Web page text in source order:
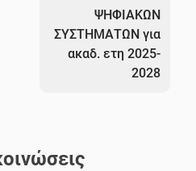
ΨΗΦΙΑΚΩΝ
ΣΥΣΤΗΜΑΤΩΝ για
ακαδ. ετη 2025-
2028